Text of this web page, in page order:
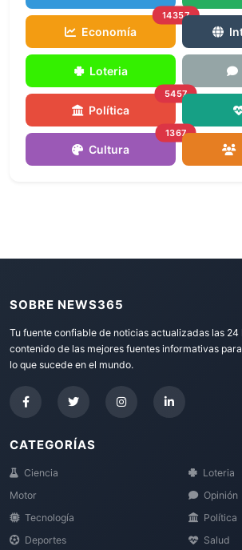
Economía
14357
Loteria
Política
5457
Cultura
1367
SOBRE NEWS365
Tu fuente confiable de noticias actualizadas las 24
contenido de las mejores fuentes informativas
lo que sucede en el mundo.
CATEGORÍAS
Ciencia
Motor
Tecnología
Deportes
Loteria
Opinión
Política
Salud